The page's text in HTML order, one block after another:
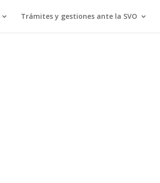
Trámites y gestiones ante la SVO